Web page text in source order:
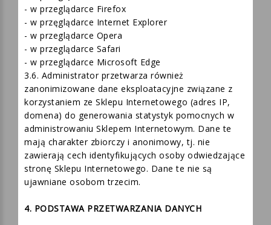
poniższych stronach (wystarczy kliknąć w dany link):
w przeglądarce Chrome
w przeglądarce Firefox
w przęglądarce Internet Explorer
w przeglądarce Opera
- w przeglądarce Safari
-w przeglądarce Microsoft Edge
3.6. Administrator przetwarza również
zanonimizowane dane eksploatacyjne związane z
korzystaniem ze Sklepu Internetowego (adres IP,
domena) do generowania statystyk pomocnych w
administrowaniu Sklepem Internetowym. Dane te
mają charakter zbiorczy i anonimowy, tj. nie
zawierają cech identyfikujących osoby odwiedzające
ujawniane osobom trzecim.